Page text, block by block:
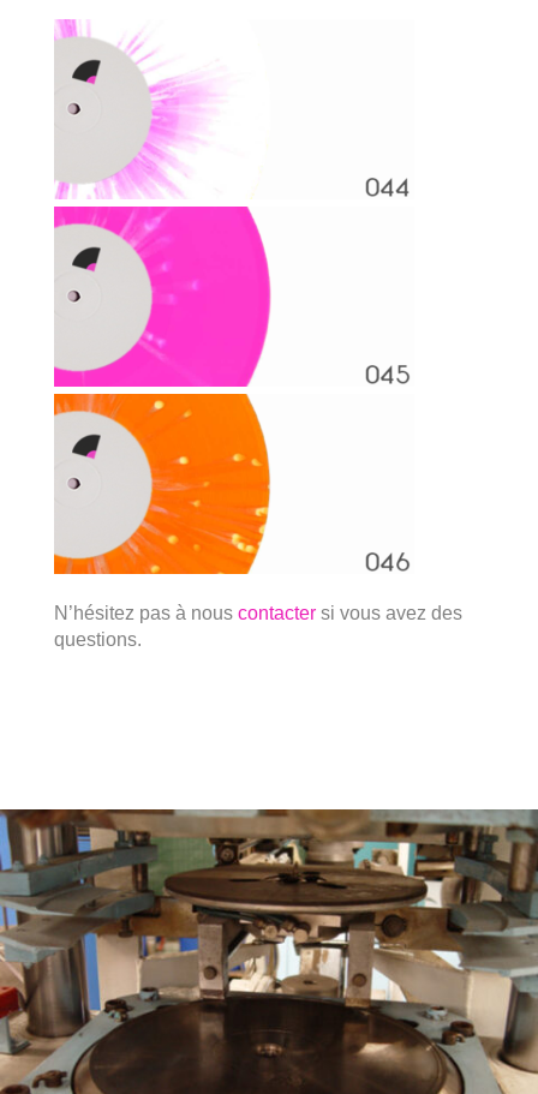
N’hésitez pas à nous contactersi vous avez des
questions.